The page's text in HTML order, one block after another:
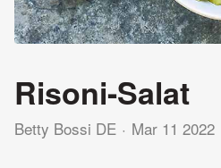
Risoni-Salat
Betty Bossi DE Mar 11 2022